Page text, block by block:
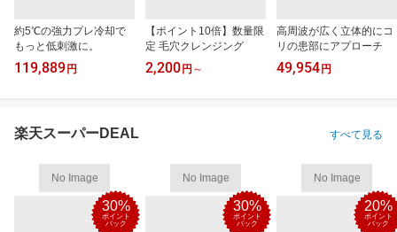
約5℃の強力プレ冷却で
もっと低刺激に。
119,889 円
【ポイント10倍】数量限
定 毛穴クレンジング
2,200 円 ～
高周波が広く立体的にコ
リの患部にアプローチ
49,954 円
楽天スーパーDEAL すべて見る
No Image
30%
ポイント
バック
No Image
30%
ポイント
バック
No Image
20%
ポイント
バック